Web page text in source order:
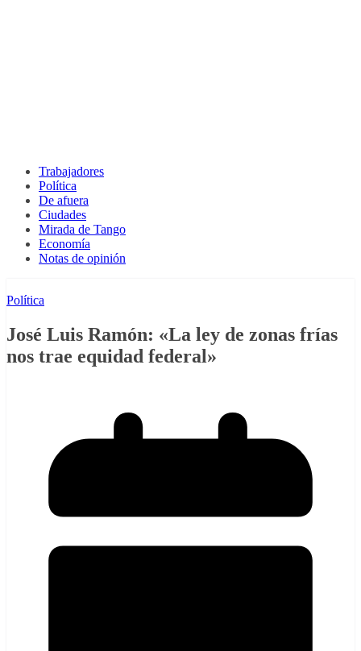
Trabajadores
Política
De afuera
Ciudades
Mirada de Tango
Economía
Notas de opinión
Política
José Luis Ramón: «La ley de zonas frías
nos trae equidad federal»